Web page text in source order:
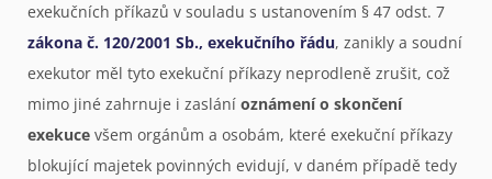
exekučních příkazů v souladu s ustanovením § 47 odst. 7
zákona č. 120/2001 Sb., exekučního řádu, zanikly a soudní
exekutor měl tyto exekuční příkazy neprodleně zrušit, což
mimo jiné zahrnuje i zaslání oznámení o skončení
exekuce všem orgánům a osobám, které exekuční příkazy
blokující majetek povinných evidují, v daném případě tedy